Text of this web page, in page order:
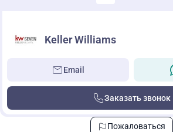
Keller Williams
Email
Заказать звонок
Пожаловаться